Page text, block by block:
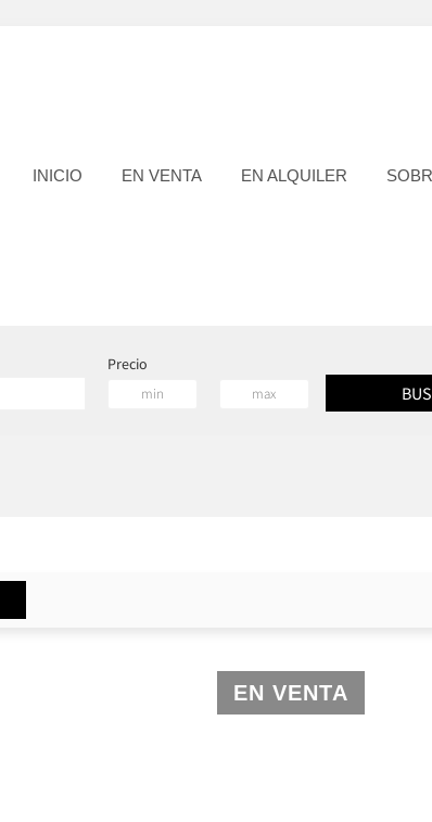
INICIO EN VENTA EN ALQUILER
Precio
EN VENTA